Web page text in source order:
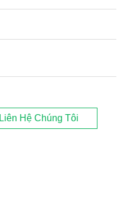
Liên Hệ Chúng Tôi